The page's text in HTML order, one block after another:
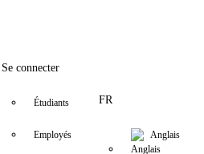
Se connecter
Étudiants
Employés
FR
Anglais